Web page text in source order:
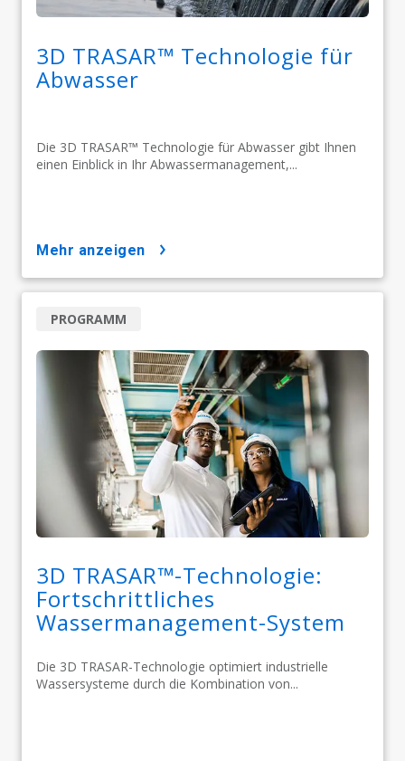
3D TRASAR™ Technologie für
Abwasser
Die 3D TRASAR™ Technologie für Abwasser gibt Ihnen
einen Einblick in Ihr Abwassermanagement,...
mehr anzeigen
3D TRASAR™-Technologie:
Fortschrittliches
Wassermanagement-System
Die 3D TRASAR-Technologie optimiert industrielle
Wassersysteme durch die Kombination von...
PROGRAMM